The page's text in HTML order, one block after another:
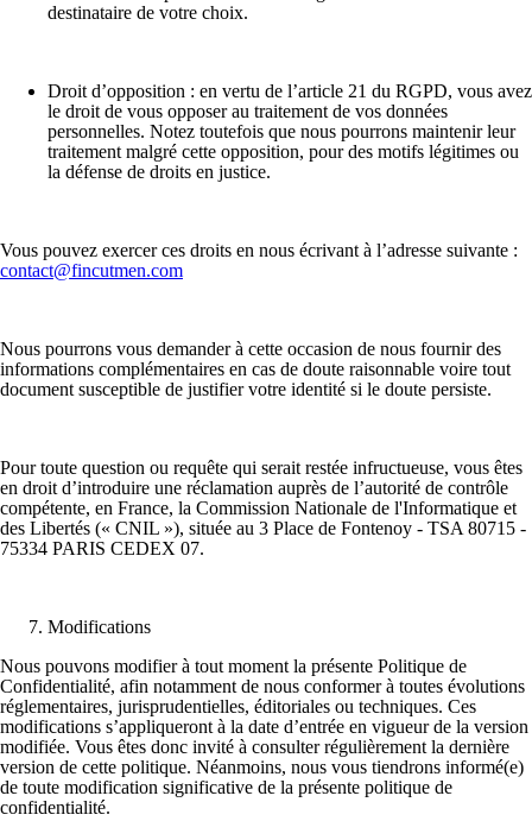
destinataire de votre choix.
Droit d’opposition : en vertu de l’article 21 du RGPD, vous avez
le droit de vous opposer au traitement de vos données
personnelles. Notez toutefois que nous pourrons maintenir leur
traitement malgré cette opposition, pour des motifs légitimes ou
la défense de droits en justice.
Vous pouvez exercer ces droits en nous écrivant à l’adresse suivante :
contact@fincutmen.com
Nous pourrons vous demander à cette occasion de nous fournir des
informations complémentaires en cas de doute raisonnable voire tout
document susceptible de justifier votre identité si le doute persiste.
Pour toute question ou requête qui serait restée infructueuse, vous êtes
en droit d’introduire une réclamation auprès de l’autorité de contrôle
compétente, en France, la Commission Nationale de l'Informatique et
des Libertés (« CNIL »), située au 3 Place de Fontenoy - TSA 80715 -
75334 PARIS CEDEX 07.
Modifications
Nous pouvons modifier à tout moment la présente Politique de
Confidentialité, afin notamment de nous conformer à toutes évolutions
réglementaires, jurisprudentielles, éditoriales ou techniques. Ces
modifications s’appliqueront à la date d’entrée en vigueur de la version
modifiée. Vous êtes donc invité à consulter régulièrement la dernière
version de cette politique. Néanmoins, nous vous tiendrons informé(e)
de toute modification significative de la présente politique de
confidentialité.